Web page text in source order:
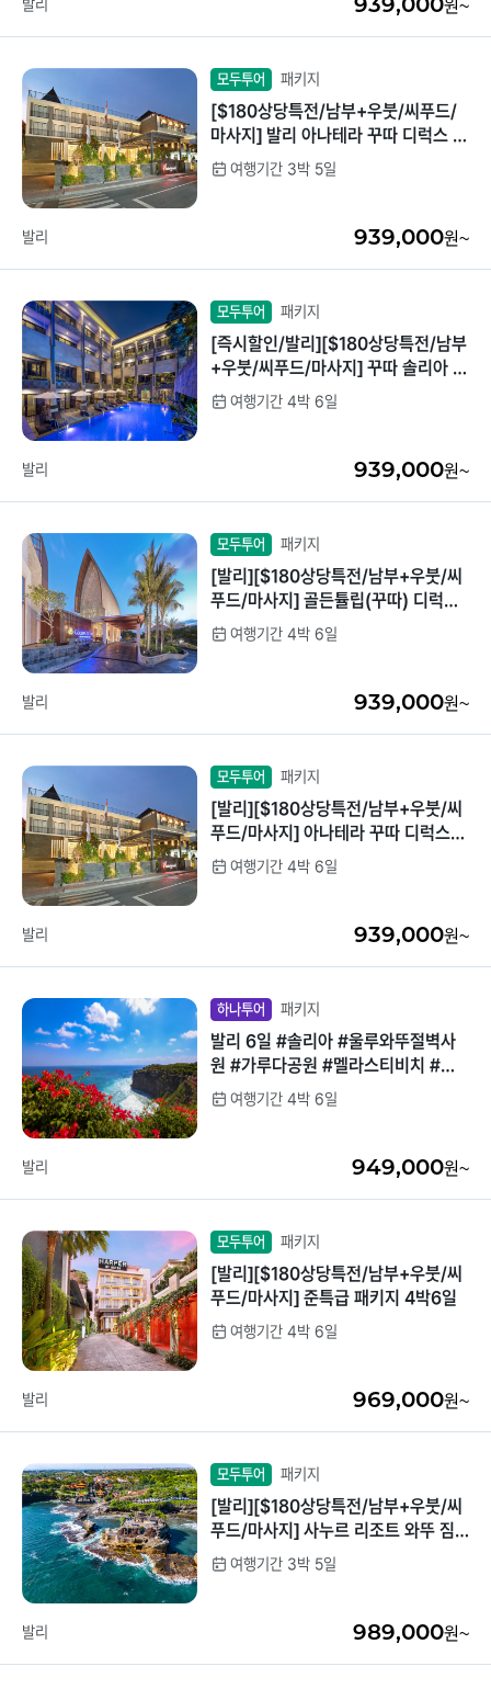
발리 원~
모두투어 패키지
[$180상당특전/남부+우붓/씨푸드/
마사지] 발리 아나테라 꾸따 디럭스 디
럭스 3박5일
여행기간 3박 5일
발리 939,000원~
모두투어 패키지
[즉시할인/발리][$180상당특전/남부
+우붓/씨푸드/마사지] 꾸따 솔리아 르
기안 디럭스룸 4박6일
여행기간 4박 6일
발리 939,000원~
모두투어 패키지
[발리][$180상당특전/남부+우붓/씨
푸드/마사지] 골든튤립(꾸따) 디럭스
4박6일
여행기간 4박 6일
발리 939,000원~
모두투어 패키지
[발리][$180상당특전/남부+우붓/씨
푸드/마사지] 아나테라 꾸따 디럭스
디럭스 4박6일
여행기간 4박 6일
발리 939,000원~
하나투어 패키지
발리 6일 #솔리아 #울루와뚜절벽사
원 #가루다공원 #멜라스티비치 #자
유일정보장
여행기간 4박 6일
발리 949,000원~
모두투어 패키지
[발리][$180상당특전/남부+우붓/씨
푸드/마사지] 준특급 패키지 4박6일
여행기간 4박 6일
발리 969,000원~
모두투어 패키지
[발리][$180상당특전/남부+우붓/씨
푸드/마사지] 사누르 리조트 와뚜 짐
바르 디럭스룸 3박5일
여행기간 3박 5일
발리 989,000원~